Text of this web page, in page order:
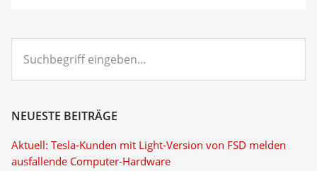
eingeben...
NEUESTE BEITRÄGE
Aktuell: Tesla-Kunden mit Light-Version von FSD melden
ausfallende Computer-Hardware